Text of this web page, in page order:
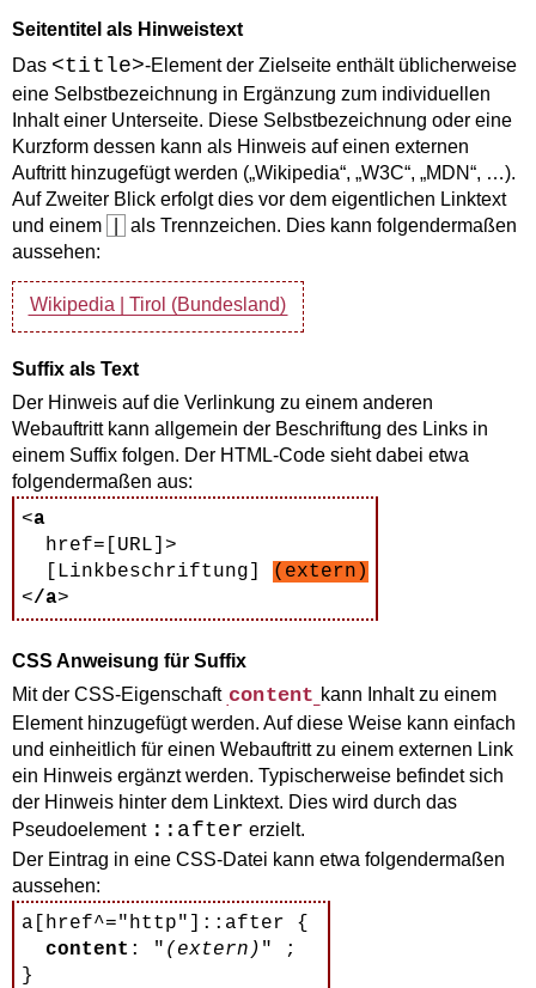
Seitentitel als Hinweistext
Das <title>-Element der Zielseite enthält üblicherweise
eine Selbstbezeichnung in Ergänzung zum individuellen
Inhalt einer Unterseite. Diese Selbstbezeichnung oder eine
Kurzform dessen kann als Hinweis auf einen externen
Auftritt hinzugefügt werden („Wikipedia“, „W3C“, „MDN“, …).
Auf Zweiter Blick erfolgt dies vor dem eigentlichen Linktext
und einem
als Trennzeichen. Dies kann folgendermaßen
aussehen:
Wikipedia | Tirol (Bundesland)
Suffix als Text
Der Hinweis auf die Verlinkung zu einem anderen
Webauftritt kann allgemein der Beschriftung des Links in
einem Suffix folgen. Der HTML-Code sieht dabei etwa
folgendermaßen aus:
<a
  href=[URL]>
  [Linkbeschriftung]
(extern)
</a
CSS Anweisung für Suffix
Mit der CSS-Eigenschaft content kann Inhalt zu einem
Element hinzugefügt werden. Auf diese Weise kann einfach
und einheitlich für einen Webauftritt zu einem externen Link
ein Hinweis ergänzt werden. Typischerweise befindet sich
der Hinweis hinter dem Linktext. Dies wird durch das
Pseudoelement ::after erzielt.
Der Eintrag in eine CSS-Datei kann etwa folgendermaßen
aussehen:
a[href^="http"]:: after {
content : " (extern) " ;